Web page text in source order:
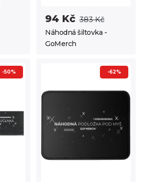
94 Kč 383 Kč
Náhodná šiltovka -
GoMerch
-50% -62%